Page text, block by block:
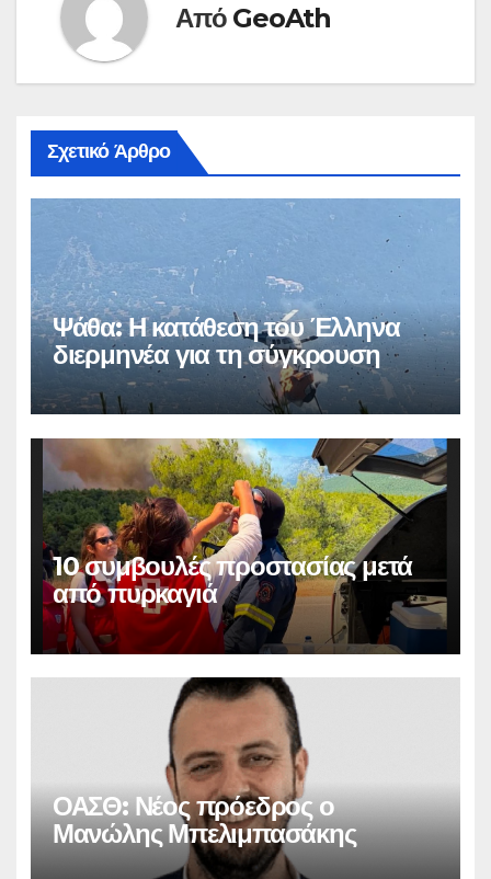
Από GeoAth
Σχετικό Άρθρο
Ψάθα: Η κατάθεση του Έλληνα
διερμηνέα για τη σύγκρουση
10 συμβουλές προστασίας μετά
από πυρκαγιά
ΟΑΣΘ: Νέος πρόεδρος ο
Μανώλης Μπελιμπασάκης